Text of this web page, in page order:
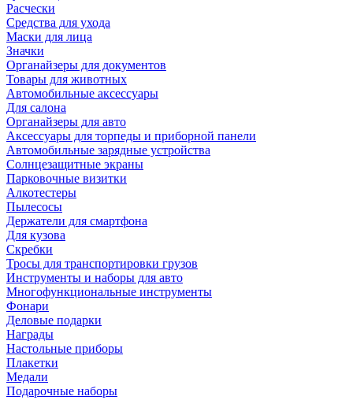
Расчески
Средства для ухода
Маски для лица
Значки
Органайзеры для документов
Товары для животных
Автомобильные аксессуары
Для салона
Органайзеры для авто
Аксессуары для торпеды и приборной панели
Автомобильные зарядные устройства
Солнцезащитные экраны
Парковочные визитки
Алкотестеры
Пылесосы
Держатели для смартфона
Для кузова
Скребки
Тросы для транспортировки грузов
Инструменты и наборы для авто
Многофункциональные инструменты
Фонари
Деловые подарки
Награды
Настольные приборы
Плакетки
Медали
Подарочные наборы